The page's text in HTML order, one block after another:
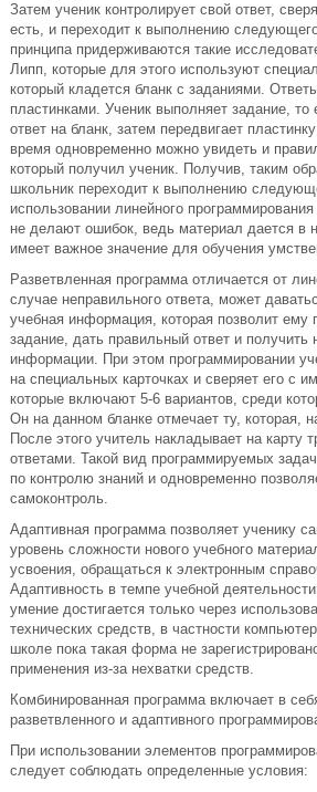
Затем ученик контролирует свой ответ,
есть, и переходит к выполнению
принципа придерживаются такие
Липп, которые для этого используют
который кладется бланк с заданиями.
пластинками. Ученик выполняет задание, то
ответ на бланк, затем передвигает
время одновременно можно увидеть и
который получил ученик. Получив, таким
школьник переходит к выполнению
использовании линейного
не делают ошибок, ведь материал дается в
имеет важное значение для обучения
Разветвленная программа отличается от
случае неправильного ответа, может
учебная информация, которая позволит ему
задание, дать правильный ответ и
информации. При этом программировании
на специальных карточках и сверяет его с
которые включают 5-6 вариантов, среди
Он на данном бланке отмечает ту, которая,
После этого учитель накладывает на карту
ответами. Такой вид программируемых
по контролю знаний и одновременно
самоконтроль.
Адаптивная программа позволяет ученику
уровень сложности нового учебного
усвоения, обращаться к электронным
Адаптивность в темпе учебной
умение достигается только через
технических средств, в частности
школе пока такая форма не
применения из-за нехватки средств.
Комбинированная программа включает в
разветвленного и адаптивного
При использовании элементов
следует соблюдать определенные условия: